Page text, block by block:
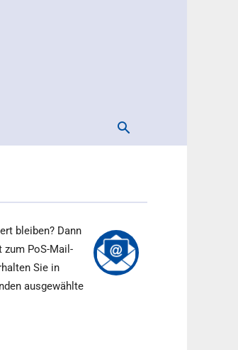
bleiben? Dann
zum PoS-Mail-
Sie in
ausgewählte